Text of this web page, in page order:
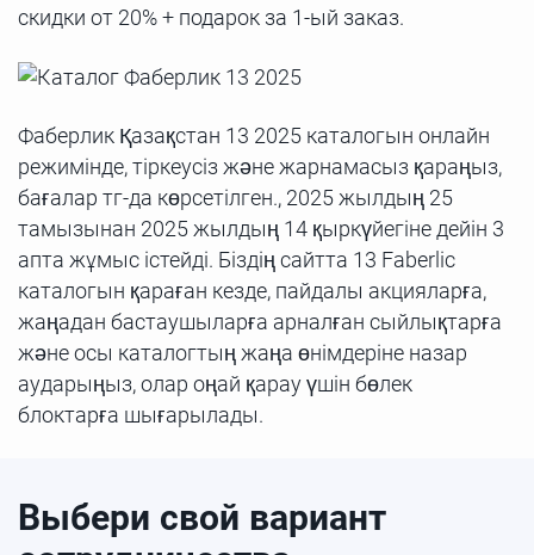
скидки от 20% + подарок за 1-ый заказ.
Фаберлик Қазақстан 13 2025 каталогын онлайн
режимінде, тіркеусіз және жарнамасыз қараңыз,
бағалар тг-да көрсетілген., 2025 жылдың 25
тамызынан 2025 жылдың 14 қыркүйегіне дейін 3
апта жұмыс істейді. Біздің сайтта 13 Faberlic
каталогын қараған кезде, пайдалы акцияларға,
жаңадан бастаушыларға арналған сыйлықтарға
және осы каталогтың жаңа өнімдеріне назар
аударыңыз, олар оңай қарау үшін бөлек
блоктарға шығарылады.
Выбери свой вариант